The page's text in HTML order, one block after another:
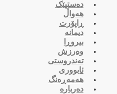
دەستپێک
هەواڵ
ڕاپۆرت
دیمانە
بیروڕا
وەرزش
تەندروستی
ئابووری
هەمەڕەنگ
دەربارە